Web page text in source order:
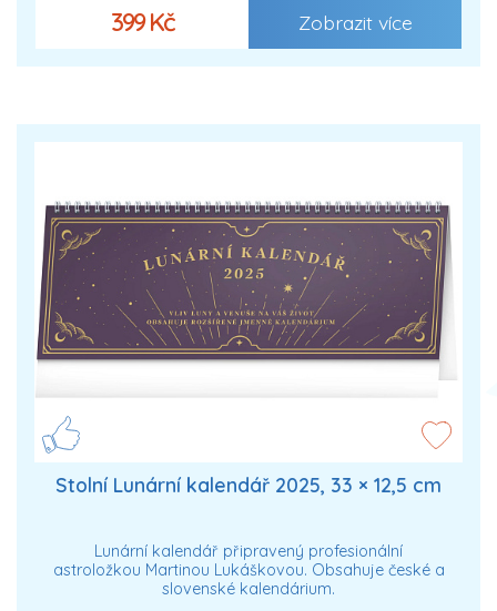
399 Kč Zobrazit více
Stolní Lunární kalendář 2025, 33 × 12,5 cm
Lunární kalendář připravený profesionální
astroložkou Martinou Lukáškovou. Obsahuje české a
slovenské kalendárium.